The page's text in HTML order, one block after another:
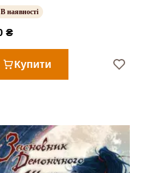
В наявності
₴
Купити